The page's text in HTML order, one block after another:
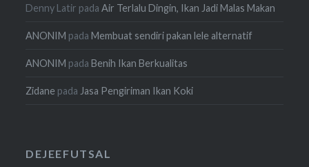
Denny Latir padaAir Terlalu Dingin, Ikan Jadi Malas Makan
ANONIM padaMembuat sendiri pakan lele alternatif
ANONIM padaBenih Ikan Berkualitas
Zidane pada Jasa Pengiriman Ikan Koki
DEJEEFUTSAL